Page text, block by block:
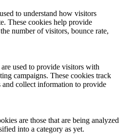
to understand how visitors
These cookies help provide
number of visitors, bounce rate,
used to provide visitors with
campaigns. These cookies track
and collect information to provide
are those that are being analyzed
into a category as yet.